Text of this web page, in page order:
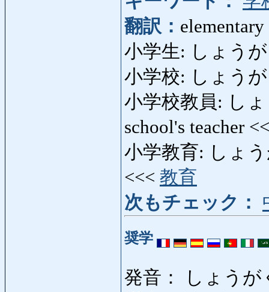
翻訳：
小学生: しょう
小学校: しょう
小学校教員: し
school's teacher
小学教育: しょ
<<< 教育
次もチェック：
奨学
発音： しょうが